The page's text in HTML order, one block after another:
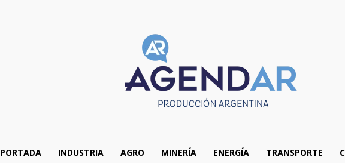
PORTADA INDUSTRIA AGRO MINERÍA ENERGÍA TRANSPORTE